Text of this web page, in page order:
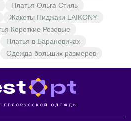
Платья Ольга Стиль
Жакеты Пиджаки LAIKONY
Короткие Розовые
Платья в Барановичах
Одежда больших размеров